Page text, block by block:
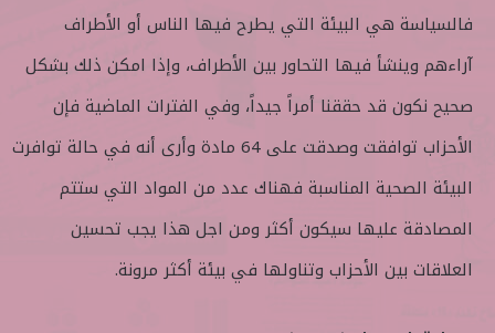
فالسياسة هي البيئة التي يطرح فيها الناس أو الأطراف
آراءهم وينشأ فيها التحاور بين الأطراف، وإذا امكن ذلك بشكل
صحيح نكون قد حققنا أمراً جيداً، وفي الفترات الماضية فإن
الأحزاب توافقت وصدقت على 64 مادة وأرى أنه في حالة توافرت
البيئة الصحية المناسبة فهناك عدد من المواد التي ستتم
المصادقة عليها سيكون أكثر ومن اجل هذا يجب تحسين
العلاقات بين الأحزاب وتناولها في بيئة أكثر مرونة.